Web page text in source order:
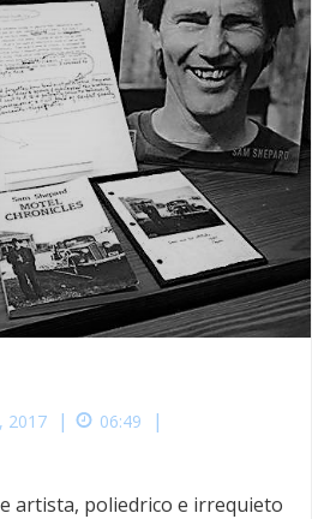
2017 | 06:49 |
artista, poliedrico e irrequieto